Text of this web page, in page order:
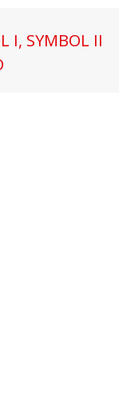
I, SYMBOL II